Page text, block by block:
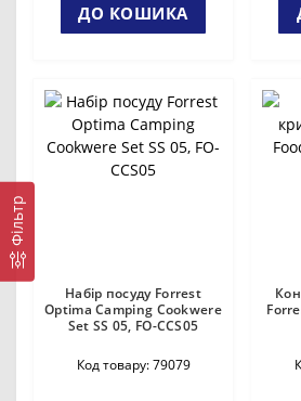
Фільтр
ДО КОШИКА
Набір посуду Forrest
Optima Camping Cookwere
Set SS 05, FO-CCS05
Код товару: 79079